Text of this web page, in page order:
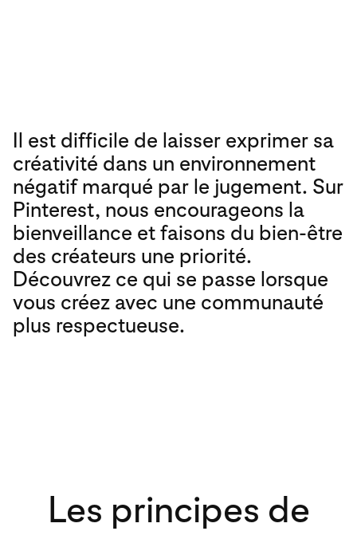
Il est difficile de laisser exprimer sa
créativité dans un environnement
négatif marqué par le jugement. Sur
Pinterest, nous encourageons la
bienveillance et faisons du bien-être
des créateurs une priorité.
Découvrez ce qui se passe lorsque
vous créez avec une communauté
plus respectueuse.
Les principes de